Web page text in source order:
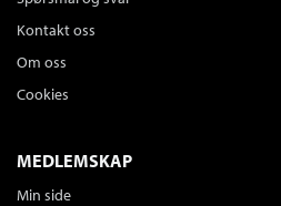
Kontakt oss
Om oss
Cookies
MEDLEMSKAP
Min side